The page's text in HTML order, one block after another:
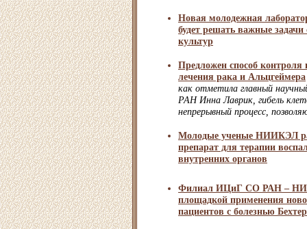
Новая молодежная
будет решать важные
культур
Предложен способ контроля
лечения рака и Альцгеймера
как отметила главный
РАН Инна Лаврик, гибель
непрерывный процесс,
Молодые ученые НИИКЭЛ
препарат для терапии
внутренних органов
Филиал ИЦиГ СО РАН –
площадкой применения
пациентов с болезнью